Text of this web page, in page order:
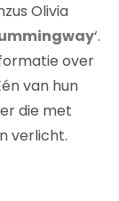
Olivia
‘.
over
van hun
die met
verlicht.